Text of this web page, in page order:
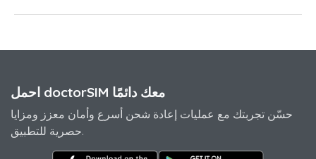
احمل doctorSIM معك دائمًا
حسّن تجربتك مع عمليات إعادة شحن أسرع وأمان معزز ومزايا
حصرية للتطبيق.